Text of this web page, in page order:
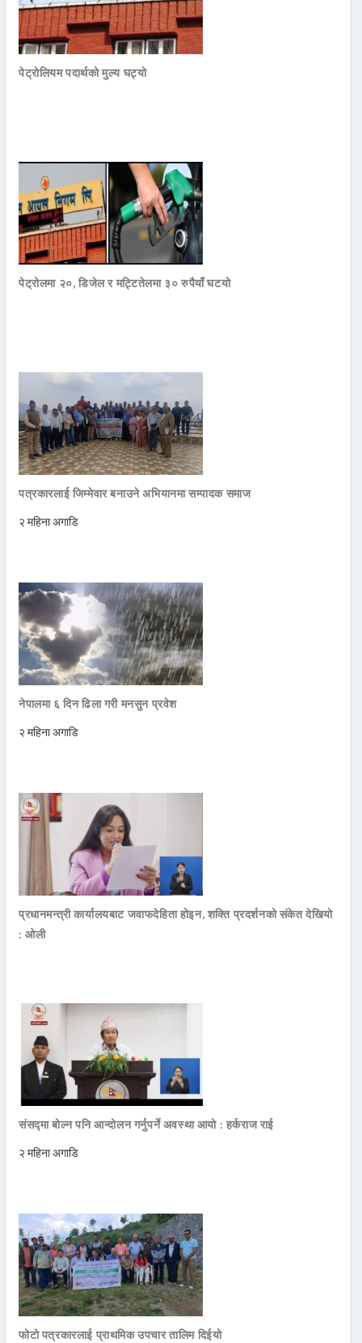
पेट्रोलियम पदार्थको मुल्य घट्यो
पेट्रोलमा २०, डिजेल र मट्टितेलमा ३० रुपैयाँ घटयो
पत्रकारलाई जिम्मेवार बनाउने अभियानमा सम्पादक समाज
२ महिना अगाडि
नेपालमा ६ दिन ढिला गरी मनसुन प्रवेश
२ महिना अगाडि
प्रधानमन्त्री कार्यालयबाट जवाफदेहिता होइन, शक्ति प्रदर्शनको संकेत देखियो
: ओली
संसद्मा बोल्न पनि आन्दोलन गर्नुपर्ने अवस्था आयो : हर्कराज राई
२ महिना अगाडि
फोटो पत्रकारलाई प्राथमिक उपचार तालिम दिईयो